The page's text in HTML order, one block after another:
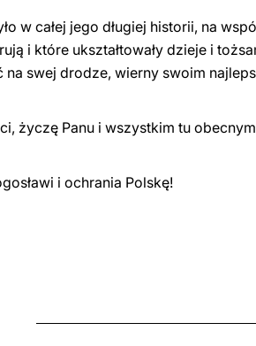
w całej jego długiej historii, na
i które ukształtowały dzieje i
swej drodze, wierny swoim
życzę Panu i wszystkim tu
i ochrania Polskę!